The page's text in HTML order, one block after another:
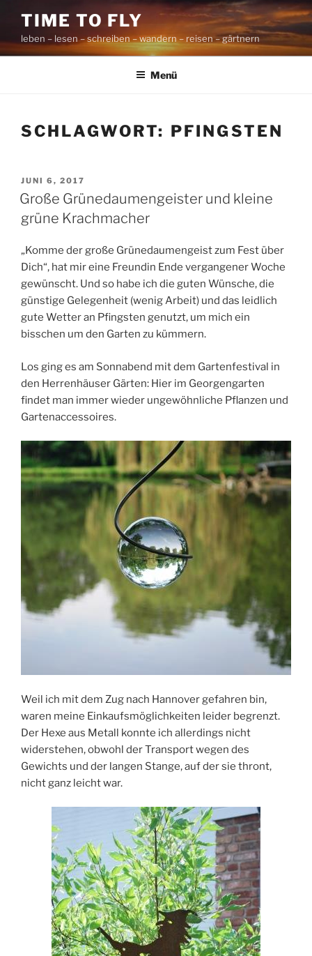
Inhalt
springen
TIME TO FLY
leben – lesen – schreiben – wandern – reisen – gärtnern
Menü
SCHLAGWORT: PFINGSTEN
VERÖFFENTLICHT
AM
JUNI 6, 2017
Große Grünedaumengeister und kleine
grüne Krachmacher
„Komme der große Grünedaumengeist zum Fest über
Dich“, hat mir eine Freundin Ende vergangener Woche
gewünscht. Und so habe ich die guten Wünsche, die
günstige Gelegenheit (wenig Arbeit) und das leidlich
gute Wetter an Pfingsten genutzt, um mich ein
bisschen um den Garten zu kümmern.
Los ging es am Sonnabend mit dem Gartenfestival in
den Herrenhäuser Gärten: Hier im Georgengarten
findet man immer wieder ungewöhnliche Pflanzen und
Gartenaccessoires.
Weil ich mit dem Zug nach Hannover gefahren bin,
waren meine Einkaufsmöglichkeiten leider begrenzt.
Der Hexe aus Metall konnte ich allerdings nicht
widerstehen, obwohl der Transport wegen des
Gewichts und der langen Stange, auf der sie thront,
nicht ganz leicht war.